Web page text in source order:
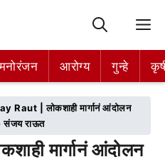
आरोग्य गुन्हे
आरोग्य गुन्हे
Raut | लोकशाही मार्गानं आंदोलन
संजय राऊत
मार्गानं आंदोलन